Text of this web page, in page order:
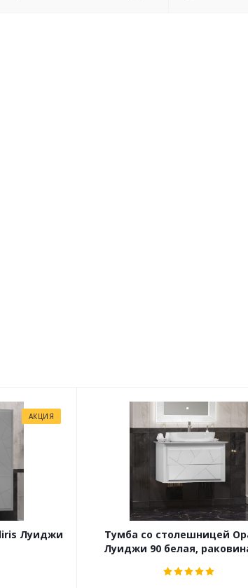
АКЦИЯ
Луиджи
Тумба со столешницей
Луиджи 90 белая,